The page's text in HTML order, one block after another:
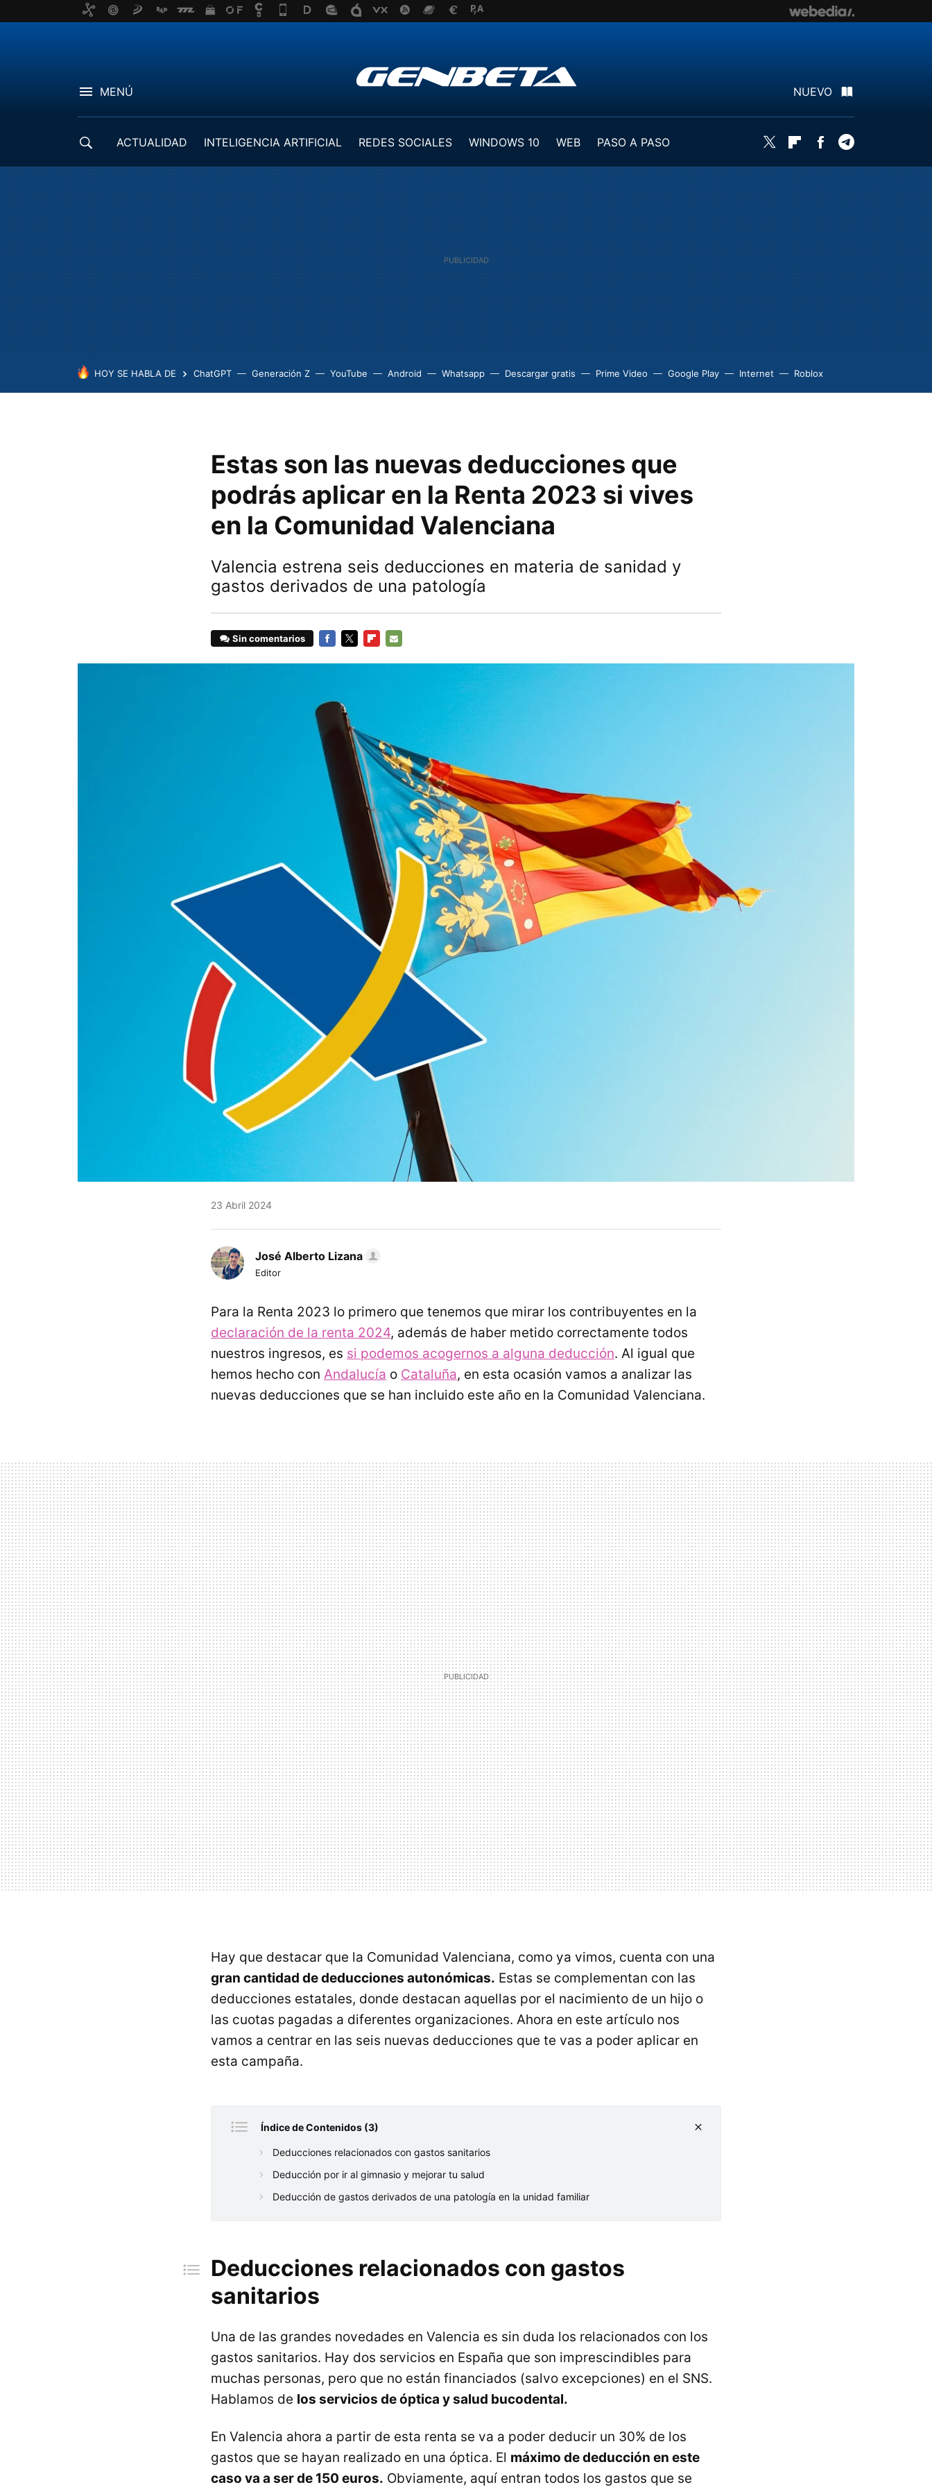
MENÚ NUEVO
ACTUALIDAD INTELIGENCIA ARTIFICIAL REDES SOCIALES WINDOWS 10 WEB
PASO A PASO
Twitter FlipboardFacebook
HOY SE HABLA DE ChatGPT Generación Z YouTube Android Whatsapp Descargar gratis Prime Video Google Play Internet Roblox
Estas son las nuevas deducciones que
podrás aplicar en la Renta 2023 si vives
en la Comunidad Valenciana
Valencia estrena seis deducciones en materia de sanidad y
gastos derivados de una patología
Sin comentarios
23 Abril 2024
José Alberto Lizana
Editor
Para la Renta 2023 lo primero que tenemos que mirar los contribuyentes en la
declaración de la renta 2024, además de haber metido correctamente todos
nuestros ingresos, es si podemos acogernos a alguna deducción. Al igual que
hemos hecho con Andalucía o Cataluña, en esta ocasión vamos a analizar las
nuevas deducciones que se han incluido este año en la Comunidad Valenciana.
Hay que destacar que la Comunidad Valenciana, como ya vimos, cuenta con una
gran cantidad de deducciones autonómicas. Estas se complementan con las
deducciones estatales, donde destacan aquellas por el nacimiento de un hijo o
las cuotas pagadas a diferentes organizaciones. Ahora en este artículo nos
vamos a centrar en las seis nuevas deducciones que te vas a poder aplicar en
esta campaña.
Índice de Contenidos (3)
Deducciones relacionados con gastos sanitarios
Deducción por ir al gimnasio y mejorar tu salud
Deducción de gastos derivados de una patología en la unidad familiar
Deducciones relacionados con gastos
sanitarios
Una de las grandes novedades en Valencia es sin duda los relacionados con los
gastos sanitarios. Hay dos servicios en España que son imprescindibles para
muchas personas, pero que no están financiados (salvo excepciones) en el SNS.
Hablamos de los servicios de óptica y salud bucodental.
En Valencia ahora a partir de esta renta se va a poder deducir un 30% de los
gastos que se hayan realizado en una óptica. El máximo de deducción en este
caso va a ser de 150 euros. Obviamente, aquí entran todos los gastos que se